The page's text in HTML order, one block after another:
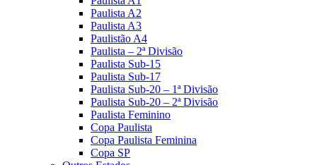
Paulista A2
Paulista A3
Paulistão A4
Paulista – 2ª Divisão
Paulista Sub-15
Paulista Sub-17
Paulista Sub-20 – 1ª Divisão
Paulista Sub-20 – 2ª Divisão
Paulista Feminino
Copa Paulista
Copa Paulista Feminina
Copa SP